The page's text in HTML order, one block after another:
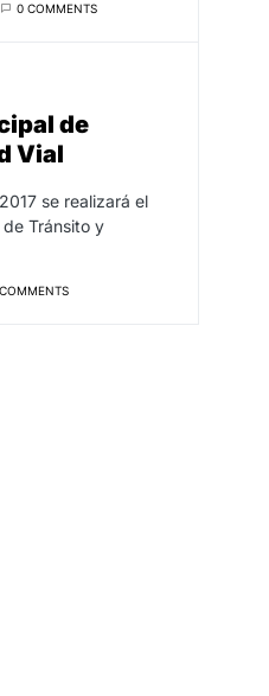
0 COMMENTS
de
Vial
se realizará el
Tránsito y